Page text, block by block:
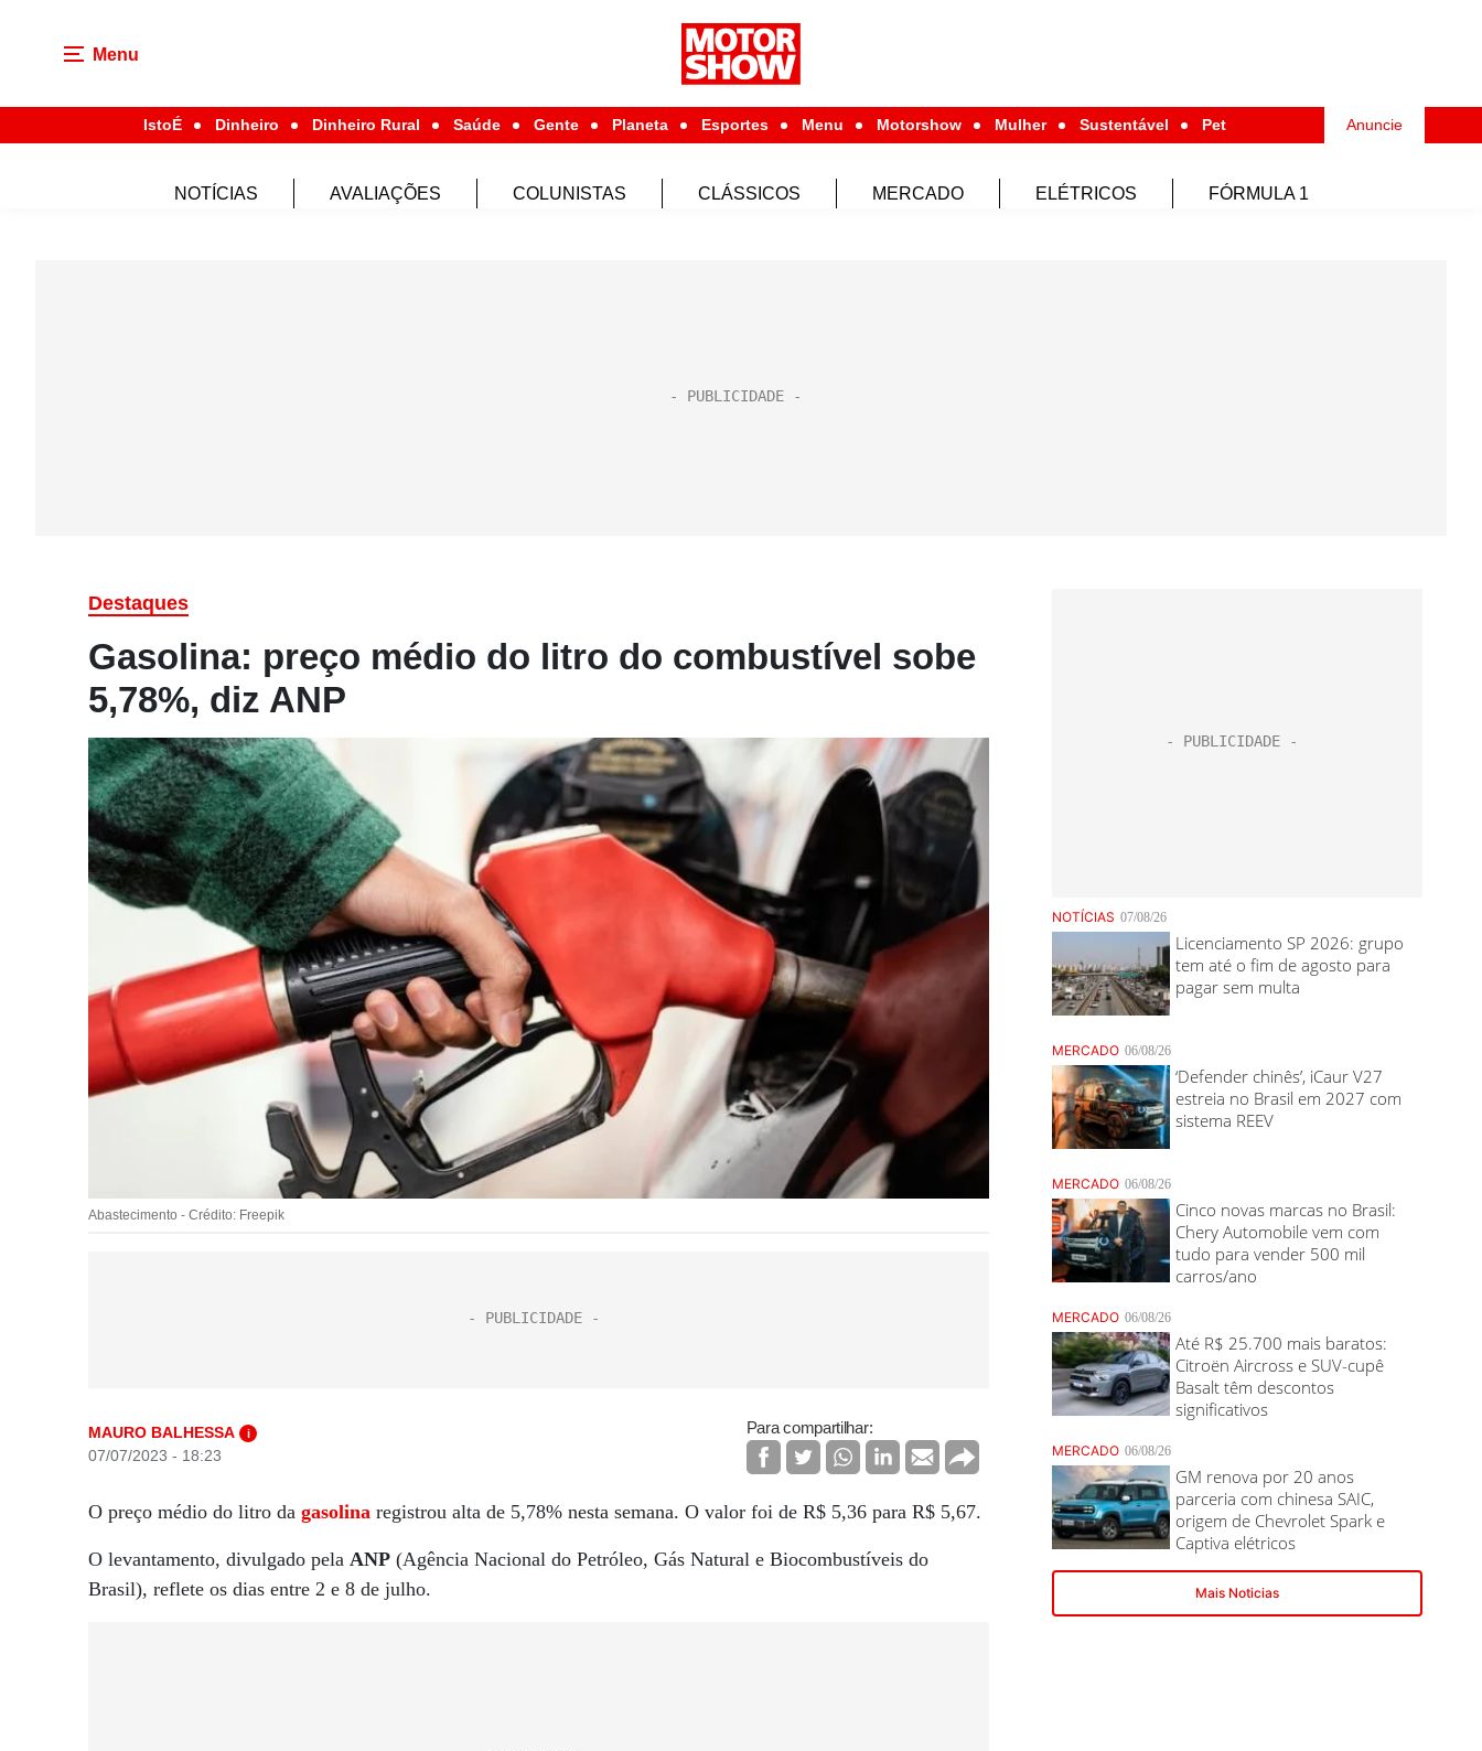
Menu
IstoÉ Dinheiro Dinheiro Rural Saúde Gente Planeta Esportes Menu Motorshow Mulher Sustentável Pet Anuncie
NOTÍCIAS AVALIAÇÕES COLUNISTAS CLÁSSICOS MERCADO ELÉTRICOS FÓRMULA 1
Destaques
Gasolina: preço médio do litro do combustível sobe
5,78%, diz ANP
Abastecimento - Crédito: Freepik
MAURO BALHESSA i
07/07/2023 - 18:23
Para compartilhar:
O preço médio do litro da gasolina registrou alta de 5,78% nesta semana. O valor foi de R$ 5,36 para R$ 5,67.
O levantamento, divulgado pela ANP (Agência Nacional do Petróleo, Gás Natural e Biocombustíveis do
Brasil), reflete os dias entre 2 e 8 de julho.